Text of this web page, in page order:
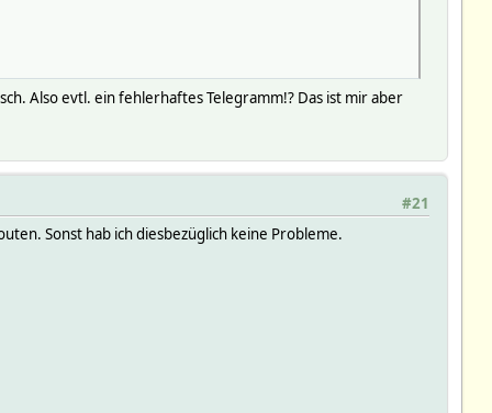
Also evtl. ein fehlerhaftes Telegramm!? Das ist mir aber
#21
Sonst hab ich diesbezüglich keine Probleme.